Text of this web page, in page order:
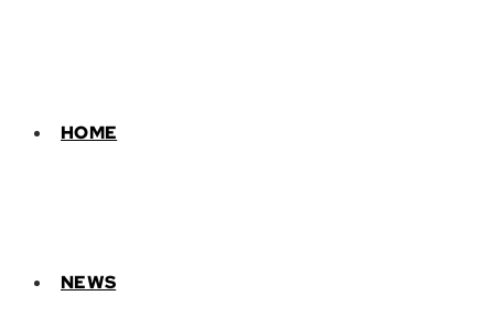
HOME
NEWS